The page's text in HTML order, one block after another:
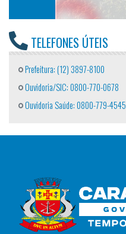
TELEFONES ÚTEIS
Prefeitura: (12) 3897-8100
Ouvidoria/SIC: 0800-770-0678
Ouvidoria Saúde: 0800-779-4545